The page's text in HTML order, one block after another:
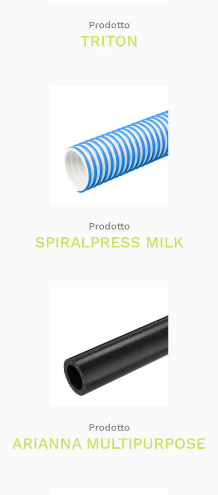
Prodotto
TRITON
Prodotto
SPIRALPRESS MILK
Prodotto
ARIANNA MULTIPURPOSE